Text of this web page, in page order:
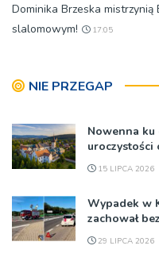
Dominika Brzeska
slalomowym!
17:05
NIE PRZEGAP
Nowenna ku
uroczystości
15 LIPCA 2026
Wypadek w
zachował
29 LIPCA 2026